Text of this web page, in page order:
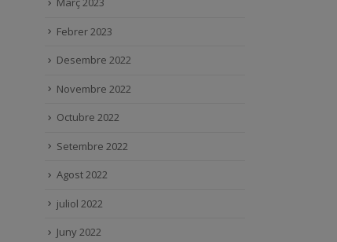
Febrer 2023
Desembre 2022
Novembre 2022
Octubre 2022
Setembre 2022
Agost 2022
juliol 2022
Juny 2022